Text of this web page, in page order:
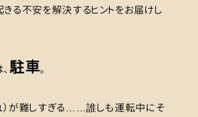
る不安を解決するヒントをお届けし
駐車。
）が難しすぎる……誰しも運転中にそ